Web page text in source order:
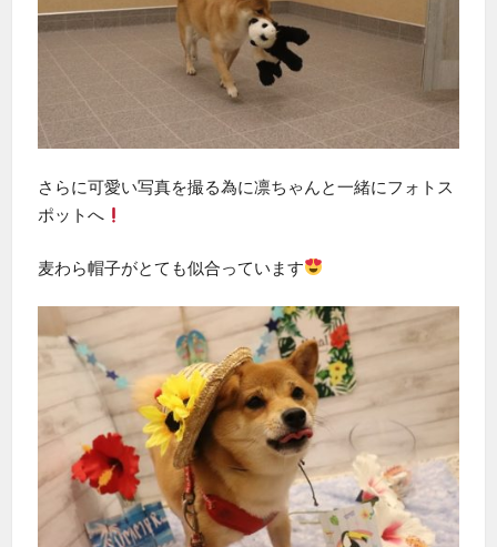
さらに可愛い写真を撮る為に凛ちゃんと一緒にフォトス
ポットへ
麦わら帽子がとても似合っています